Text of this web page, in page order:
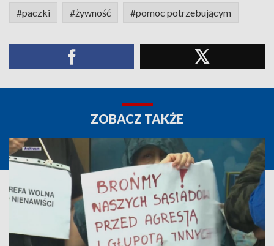
#paczki #żywność #pomoc potrzebującym
ZOBACZ TAKŻE